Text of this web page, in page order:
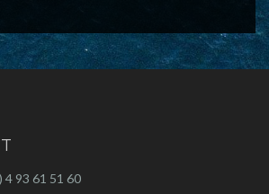
4 93 61 51 60